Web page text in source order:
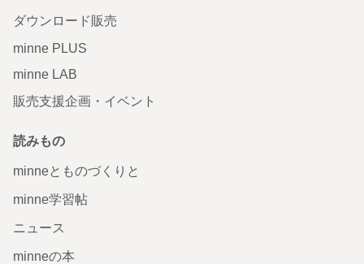
ダウンロード販売
minne PLUS
minne LAB
販売支援企画・イベント
読みもの
minneとものづくりと
minne学習帖
ニュース
minneの本